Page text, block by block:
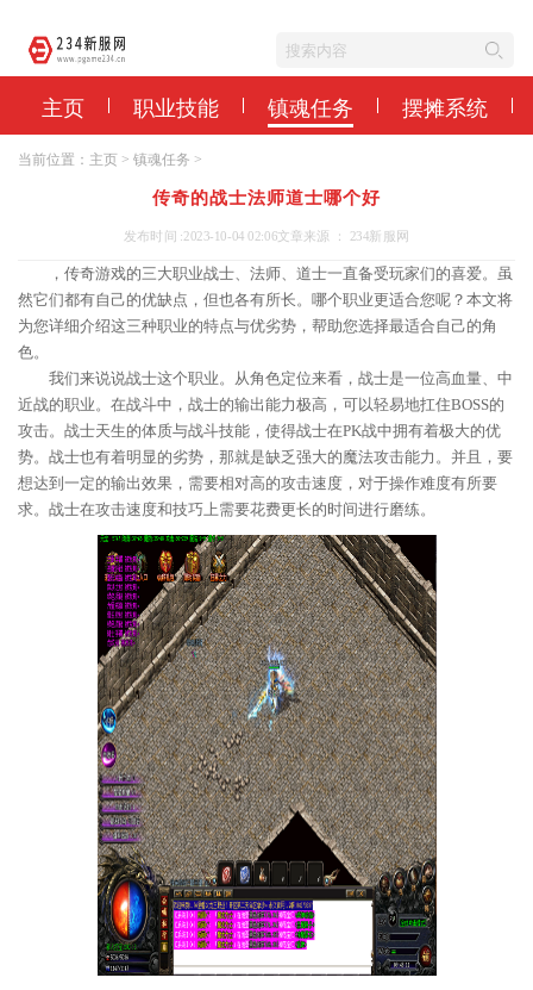
主页 职业技能 镇魂任务 摆摊系统
当前位置： 主页 > 镇魂任务 >
传奇的战士法师道士哪个好
发布时间 :2023-10-04 02:06文章来源 ： 234新服网
，传奇游戏的三大职业战士、法师、道士一直备受玩家们的喜爱。虽
然它们都有自己的优缺点，但也各有所长。哪个职业更适合您呢？本文将
为您详细介绍这三种职业的特点与优劣势，帮助您选择最适合自己的角
色。
我们来说说战士这个职业。从角色定位来看，战士是一位高血量、中
近战的职业。在战斗中，战士的输出能力极高，可以轻易地扛住BOSS的
攻击。战士天生的体质与战斗技能，使得战士在PK战中拥有着极大的优
势。战士也有着明显的劣势，那就是缺乏强大的魔法攻击能力。并且，要
想达到一定的输出效果，需要相对高的攻击速度，对于操作难度有所要
求。战士在攻击速度和技巧上需要花费更长的时间进行磨练。